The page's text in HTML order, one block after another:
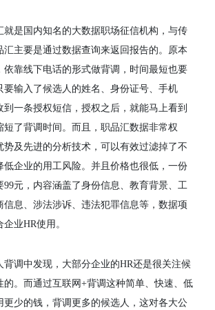
就是国内知名的大数据职场征信机构，与传
汇主要是通过数据查询来返回报告的。原本
依靠线下电话的形式做背调，时间最短也要
要输入了候选人的姓名、身份证号、手机
到一条授权短信，授权之后，就能马上看到
短了背调时间。而且，职品汇数据非常权
势及先进的分析技术，可以有效过滤掉了不
低企业的用工风险。并且价格也很低，一份
99元，内容涵盖了身份信息、教育背景、工
信息、涉法涉诉、违法犯罪信息等，数据项
企业HR使用。
背调中发现，大部分企业的HR还是很关注候
。而通过互联网 +背调这种简单、快速、低
更少的钱，背调更多的候选人，这对各大公